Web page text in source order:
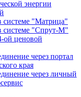
энергии
системе "Матрица"
системе "Спрут-М"
ой ценовой
через портал
края
через личный